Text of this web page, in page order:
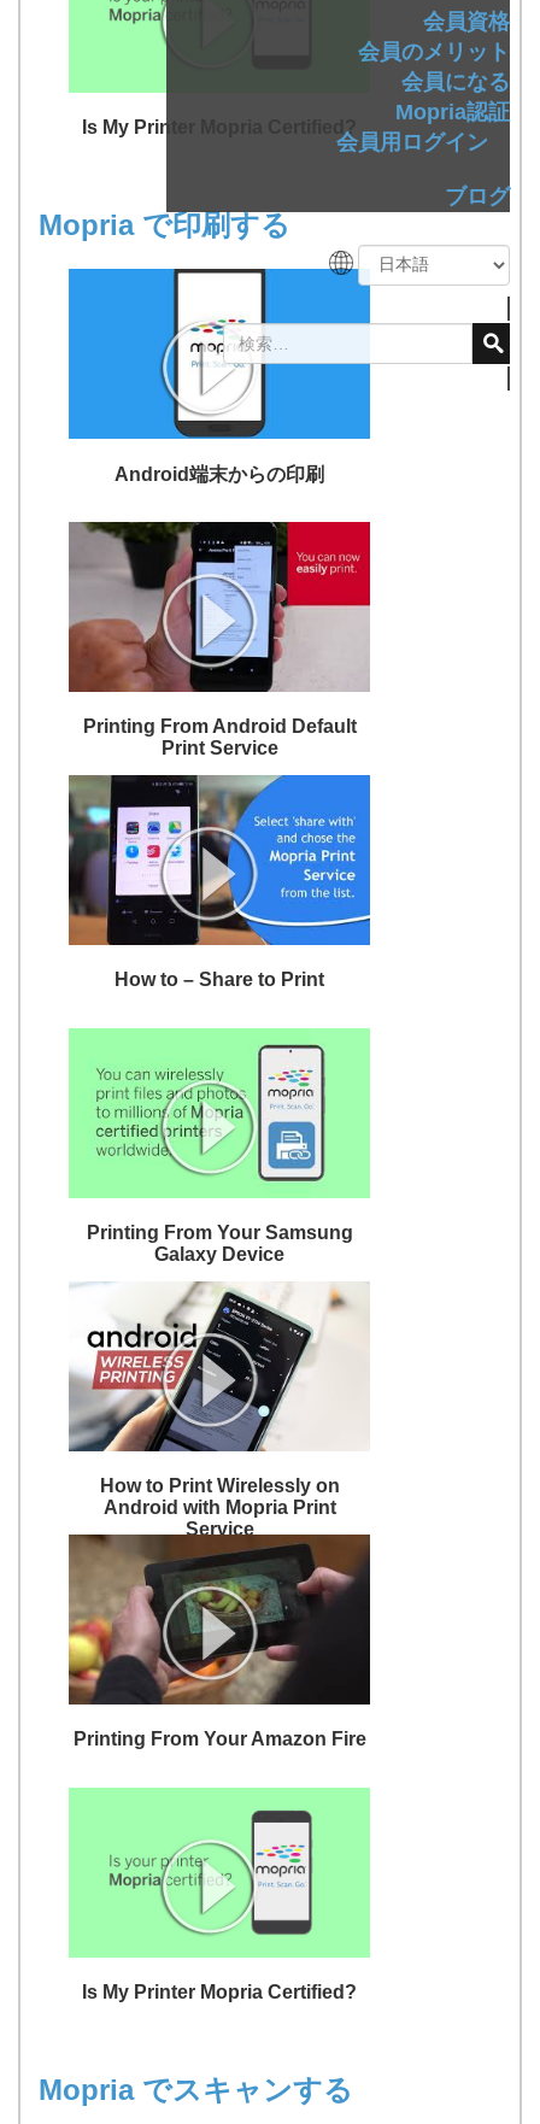
会員資格
会員のメリット
会員になる
Mopria認証
会員用ログイン
ブログ
Is My Printer Mopria Certified?
Mopria で印刷する
Android端末からの印刷
Printing From Android Default
Print Service
How to – Share to Print
Printing From Your Samsung
Galaxy Device
How to Print Wirelessly on
Android with Mopria Print
Service
Printing From Your Amazon Fire
Is My Printer Mopria Certified?
Mopria でスキャンする